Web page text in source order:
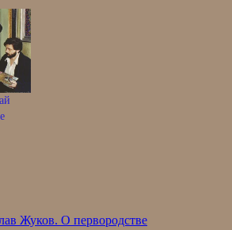
Жуков. О первородстве